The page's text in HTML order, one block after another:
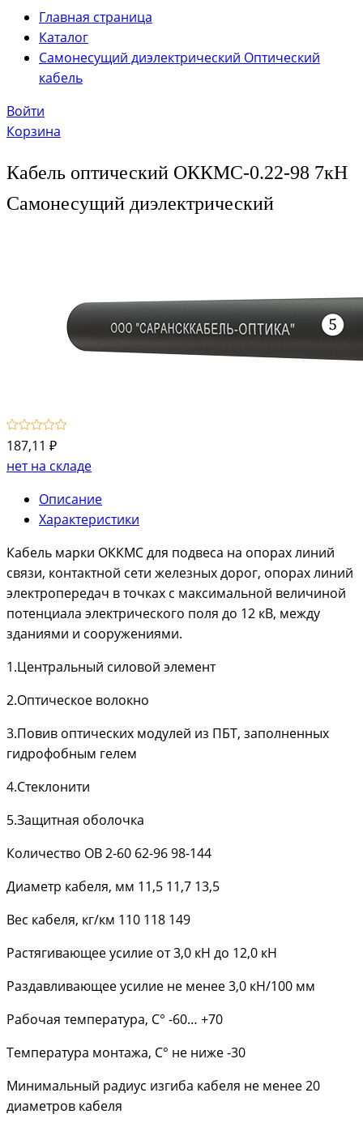
Главная страница
Каталог
Самонесущий диэлектрический Оптический
кабель
Войти
Корзина
Кабель оптический ОККМС-0.22-98 7кН
Самонесущий диэлектрический
187,11 ₽
нет на складе
Описание
Характеристики
Кабель марки ОККМС для подвеса на опорах линий
связи, контактной сети железных дорог, опорах линий
электропередач в точках с максимальной величиной
потенциала электрического поля до 12 кВ, между
зданиями и сооружениями.
1.Центральный силовой элемент
2.Оптическое волокно
3.Повив оптических модулей из ПБТ, заполненных
гидрофобным гелем
4.Стеклонити
5.Защитная оболочка
Количество ОВ 2-60 62-96 98-144
Диаметр кабеля, мм 11,5 11,7 13,5
Вес кабеля, кг/км 110 118 149
Растягивающее усилие от 3,0 кН до 12,0 кН
Раздавливающее усилие не менее 3,0 кН/100 мм
Рабочая температура, С° -60… +70
Температура монтажа, С° не ниже -30
Минимальный радиус изгиба кабеля не менее 20
диаметров кабеля